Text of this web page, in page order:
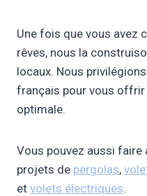
Une fois que vous avez
rêves, nous la
locaux. Nous
français pour vous
optimale.
Vous pouvez aussi faire
projets de pergolas,
et volets électriques.